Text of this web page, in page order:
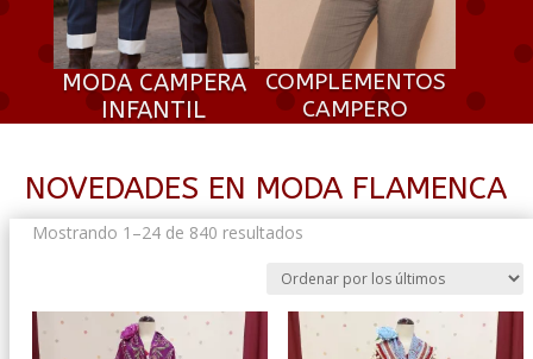
MODA CAMPERA
INFANTIL
COMPLEMENTOS
CAMPERO
NOVEDADES EN MODA FLAMENCA
Mostrando 1–24 de 840 resultadosOrdenado
los
últimos